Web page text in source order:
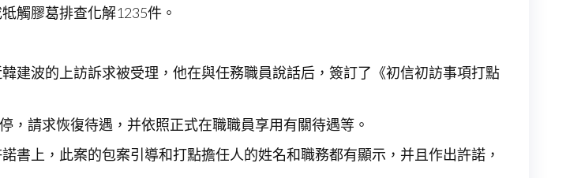
觸膠葛排查化解1235件。
建波的上訪訴求被受理，他在與任務職員說話后，簽訂了《初信初訪事項打點
請求恢復待遇，并依照正式在職職員享用有關待遇等。
書上，此案的包案引導和打點擔任人的姓名和職務都有顯示，并且作出許諾，